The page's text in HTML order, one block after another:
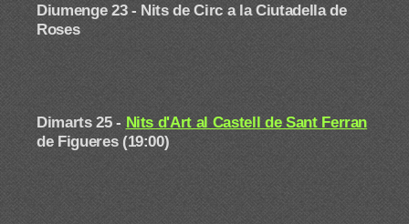
Diumenge 23 - Nits de Circ a la Ciutadella de
Roses
Dimarts 25 - Nits d'Art al Castell de Sant Ferran
de Figueres (19:00)